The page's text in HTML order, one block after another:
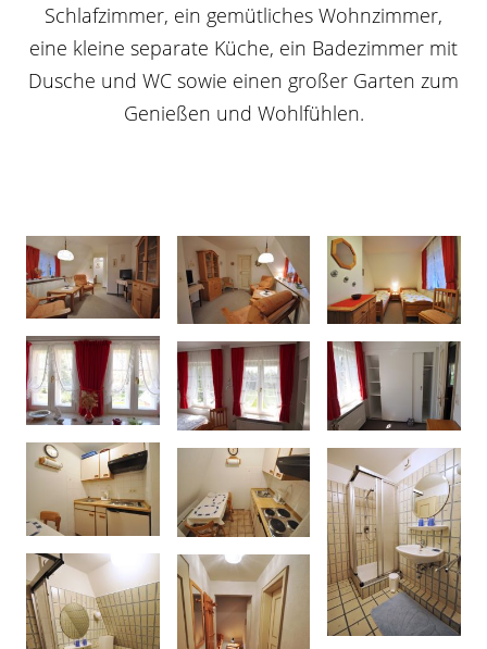
Schlafzimmer, ein gemütliches Wohnzimmer,
eine kleine separate Küche, ein Badezimmer mit
Dusche und WC sowie einen großer Garten zum
Genießen und Wohlfühlen.